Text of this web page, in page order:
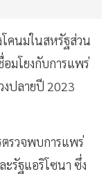
โคนมในสหรัฐส่วน
มโยงกับการแพร่
งปลายปี 2023
รวจพบการแพร่
ะรัฐแอริโซนา ซึ่ง